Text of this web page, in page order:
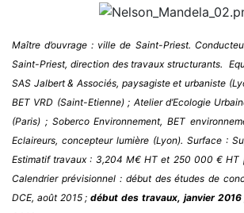
Maître d’ouvrage : ville de Saint-Priest.
Saint-Priest, direction des travaux structurants.
SAS Jalbert & Associés, paysagiste et urbaniste
BET VRD (Saint-Etienne) ; Atelier d’Ecologie
(Paris) ; Soberco Environnement, BET
Eclaireurs, concepteur lumière (Lyon). Surface :
Estimatif travaux : 3,204 M€ HT et 250 000 € HT
Calendrier prévisionnel : début des études de
DCE, août 2015 ;début des travaux, janvier